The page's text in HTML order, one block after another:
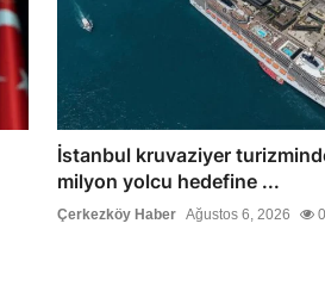
İstanbul kruvaziyer
milyon yolcu hedefine ...
Çerkezköy Haber Ağustos 6, 2026 0